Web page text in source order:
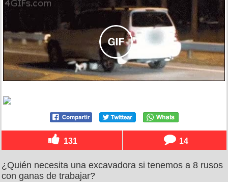
131 14
¿Quién necesita una excavadora si tenemos a 8 rusos
con ganas de trabajar?